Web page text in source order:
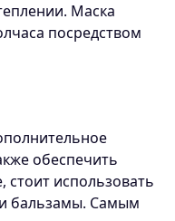
Маска
посредством
обеспечить
стоит использовать
бальзамы. Самым